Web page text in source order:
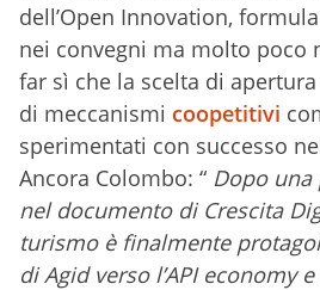
dell’Open Innovation,
nei convegni ma molto poco
far sì che la scelta di
di meccanismi coopetitivi
sperimentati con successo
Ancora Colombo: “ Dopo
nel documento di Crescita
turismo è finalmente
di Agid verso l’API economy